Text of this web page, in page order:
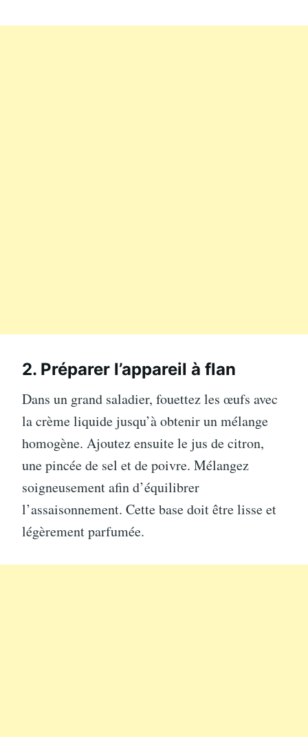
2. Préparer l’appareil à flan
Dans un grand saladier, fouettez les œufs avec
la crème liquide jusqu’à obtenir un mélange
homogène. Ajoutez ensuite le jus de citron,
une pincée de sel et de poivre. Mélangez
soigneusement afin d’équilibrer
l’assaisonnement. Cette base doit être lisse et
légèrement parfumée.